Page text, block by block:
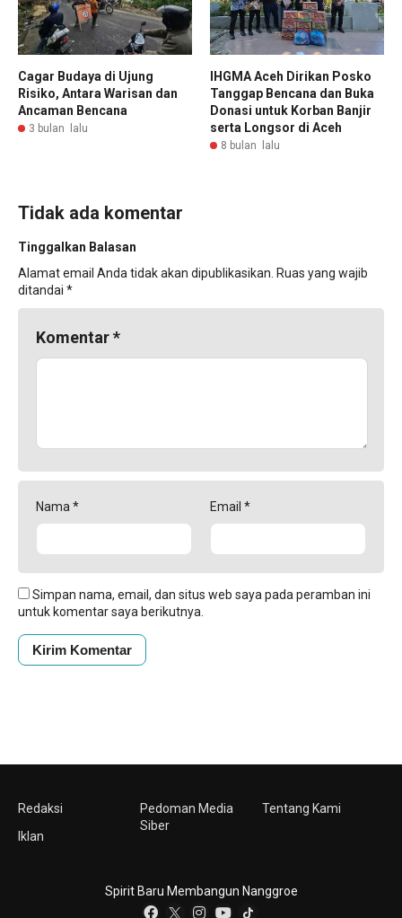
Cagar Budaya di Ujung
Risiko, Antara Warisan dan
Ancaman Bencana
3 bulan lalu
IHGMA Aceh Dirikan Posko
Tanggap Bencana dan Buka
Donasi untuk Korban Banjir
serta Longsor di Aceh
8 bulan lalu
Tidak ada komentar
Tinggalkan Balasan
Alamat email Anda tidak akan dipublikasikan. Ruas yang wajib
ditandai *
Komentar*
Nama * Email *
Simpan nama, email, dan situs web saya pada peramban ini
untuk komentar saya berikutnya.
Redaksi
Iklan
Pedoman Media
Siber
Tentang Kami
Spirit Baru Membangun Nanggroe